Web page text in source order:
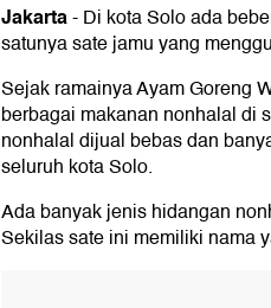
Jakarta-Di kota Solo ada
satunya sate jamu yang
Sejak ramainya Ayam Goreng
berbagai makanan nonhalal di
nonhalal dijual bebas dan
seluruh kota Solo.
Ada banyak jenis hidangan
Sekilas sate ini memiliki nama